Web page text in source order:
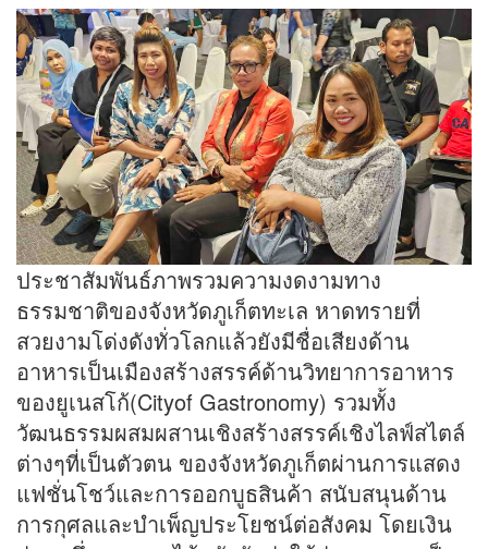
ประชาสัมพันธ์ภาพรวมความงดงามทาง
ธรรมชาติของจังหวัดภูเก็ตทะเล หาดทรายที่
สวยงามโด่งดังทั่วโลกแล้วยังมีชื่อเสียงด้าน
อาหารเป็นเมืองสร้างสรรค์ด้านวิทยาการอาหาร
ของยูเนสโก้(Cityof Gastronomy) รวมทั้ง
วัฒนธรรมผสมผสานเชิงสร้างสรรค์เชิงไลฟ์สไตล์
ต่างๆที่เป็นตัวตน ของจังหวัดภูเก็ตผ่านการแสดง
แฟชั่นโชว์และการออกบูธสินค้า สนับสนุนด้าน
การกุศลและบําเพ็ญประโยชน์ต่อสังคม โดยเงิน